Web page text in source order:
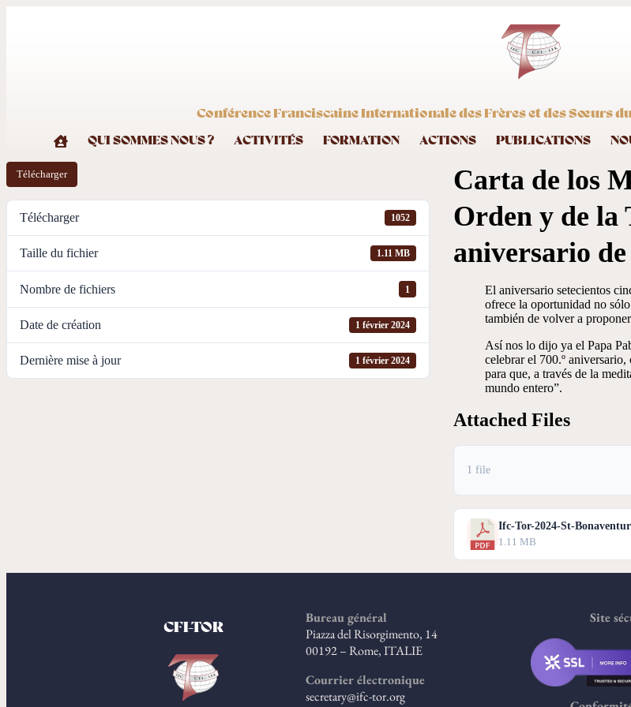
Conférence Franciscaine Internationale des Frères et des Sœurs
QUI SOMMES NOUS ? ACTIVITÉS FORMATION ACTIONS PUBLICATIONS
Télécharger
Télécharger 1052
Taille du fichier 1.11 MB
Nombre de fichiers 1
Date de création 1 février 2024
Dernière mise à jour 1 février 2024
Carta de los
Orden y de la
aniversario
El aniversario setecientos
ofrece la oportunidad no
también de volver a
Así nos lo dijo ya el Papa
celebrar el 700.º
para que, a través de la
mundo entero”.
Attached Files
1 file
Ifc-Tor-2024-St-
1.11 MB
CFI-TOR
Bureau général
Piazza del Risorgimento, 14
00192 – Rome, ITALIE
Courrier électronique
secretary@ifc-tor.org
Site